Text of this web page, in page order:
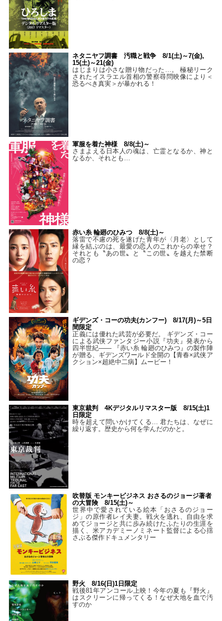
ネタニヤフ調書 汚職と戦争 8/1(土)～7(金),
15(土)～21(金)
はじまりは小さな贈り物だった…。 極秘リーク
されたイスラエル首相の警察尋問映像により＜
恐るべき真実＞が暴かれる！
軍服を着た神様 8/8(土)～
さまよえる日本人の魂は、亡霊となるか、神と
なるか、それとも…
赤い糸 輪廻のひみつ 8/8(土)～
落雷で不慮の死を遂げた青年が〈月老〉として
縁を結ぶのは、最愛の恋人のこれからの幸せ？
それとも〝あの世〟と〝この世〟を越えた禁断
の恋？
ギデンズ・コーの功夫(カンフー) 8/17(月)～5日
間限定
正義には優れた武芸が必要だ。 ギデンズ・コー
による武侠ファンタジー小説『功夫』発表から
四半世紀―― 『赤い糸 輪廻のひみつ』の製作陣
が贈る、ギデンズワールド全開の【青春×武侠ア
クション×超絶中二病】ムービー！
東京裁判 4Kデジタルリマスター版 8/15(土)1
日限定
時を超えて問いかけてくる… 君たちは、なぜに
繰り返す。歴史から何を学んだのかと。
吹替版 モンキービジネス おさるのジョージ著者
の大冒険 8/15(土)～
世界中で愛されている絵本「おさるのジョー
ジ」の原作者レイ夫妻。戦火を逃れ、自由を求
めてジョージと共に歩み続けたふたりの生涯を
描く、米アカデミーノミネート監督による心揺
さぶる傑作ドキュメンタリー
野火 8/16(日)1日限定
戦後81年アンコール上映！今年の夏も『野火』
はスクリーンに帰ってくる！なぜ大地を血で汚
すのか